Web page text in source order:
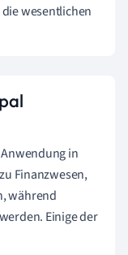
wesentlichen
in
Finanzwesen,
während
Einige der